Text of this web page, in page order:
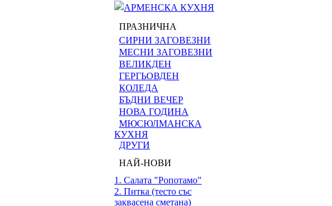
АРМЕНСКА КУХНЯ
ПРАЗНИЧНА
СИРНИ ЗАГОВЕЗНИ
МЕСНИ ЗАГОВЕЗНИ
ВЕЛИКДЕН
ГЕРГЬОВДЕН
КОЛЕДА
БЪДНИ ВЕЧЕР
НОВА ГОДИНА
МЮСЮЛМАНСКА
КУХНЯ
ДРУГИ
НАЙ-НОВИ
1. Салата "Ропотамо"
2. Питка (тесто със
заквасена сметана)